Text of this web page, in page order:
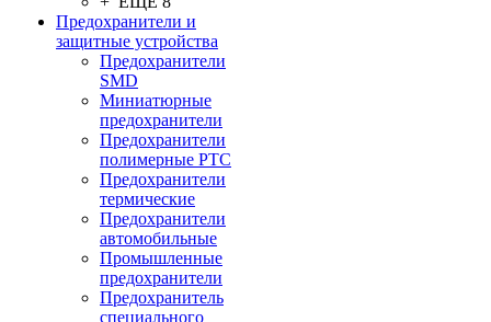
Предохранители и
защитные устройства
Предохранители
SMD
Миниатюрные
предохранители
Предохранители
полимерные PTC
Предохранители
термические
Предохранители
автомобильные
Промышленные
предохранители
Предохранитель
специального